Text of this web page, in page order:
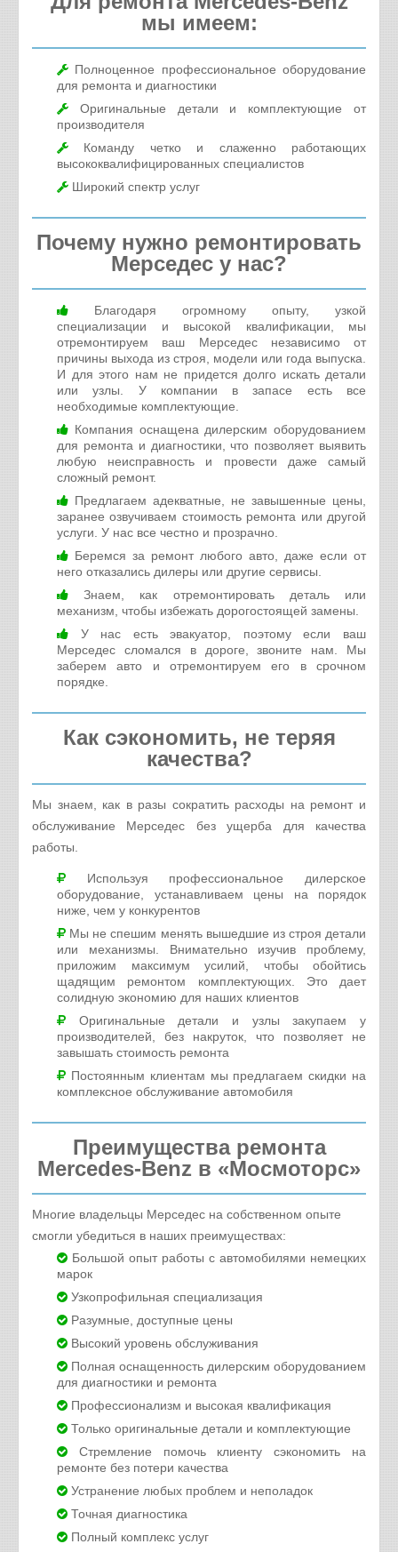
Ремонт тормозной системы - от 1200 руб.
Ремонт топливной системы - от 1050 руб.
Ремонт системы охлаждения - от 875 руб.
Ремонт электрооборудования - от 525 руб.
Ремонт раздаточной коробки - от 5000 руб.
Замена карданного вала - от 4375 руб.
Ремонт турбин - от 2625 руб.
Ремонт сервопривода - от 2500 руб.
Ремонт рулевых реек - от 12000 руб.
Ремонт кондиционера - от 1525 руб.
Кузовной ремонт - от 1300 руб.
Замена стекол - от 1000 руб.
мы имеем:
Полноценное профессиональное оборудование
для ремонта и диагностики
Оригинальные детали и комплектующие от
производителя
Команду четко и слаженно работающих
высококвалифицированных специалистов
Широкий спектр услуг
Почему нужно ремонтировать
Мерседес у нас?
Благодаря огромному опыту, узкой
специализации и высокой квалификации, мы
отремонтируем ваш Мерседес независимо от
причины выхода из строя, модели или года выпуска.
И для этого нам не придется долго искать детали
или узлы. У компании в запасе есть все
необходимые комплектующие.
Компания оснащена дилерским оборудованием
для ремонта и диагностики, что позволяет выявить
любую неисправность и провести даже самый
сложный ремонт.
Предлагаем адекватные, не завышенные цены,
заранее озвучиваем стоимость ремонта или другой
услуги. У нас все честно и прозрачно.
Беремся за ремонт любого авто, даже если от
него отказались дилеры или другие сервисы.
Знаем, как отремонтировать деталь или
механизм, чтобы избежать дорогостоящей замены.
У нас есть эвакуатор, поэтому если ваш
Мерседес сломался в дороге, звоните нам. Мы
заберем авто и отремонтируем его в срочном
порядке.
Как сэкономить, не теряя
качества?
Мы знаем, как в разы сократить расходы на ремонт и
обслуживание Мерседес без ущерба для качества
работы.
Используя профессиональное дилерское
оборудование, устанавливаем цены на порядок
ниже, чем у конкурентов
Мы не спешим менять вышедшие из строя детали
или механизмы. Внимательно изучив проблему,
приложим максимум усилий, чтобы обойтись
щадящим ремонтом комплектующих. Это дает
солидную экономию для наших клиентов
Оригинальные детали и узлы закупаем у
производителей, без накруток, что позволяет не
завышать стоимость ремонта
Постоянным клиентам мы предлагаем скидки на
комплексное обслуживание автомобиля
Преимущества ремонта
Mercedes-Benz в «Мосмоторс»
Многие владельцы Мерседес на собственном опыте
смогли убедиться в наших преимуществах:
Большой опыт работы с автомобилями немецких
марок
Узкопрофильная специализация
Разумные, доступные цены
Высокий уровень обслуживания
Полная оснащенность дилерским оборудованием
для диагностики и ремонта
Профессионализм и высокая квалификация
Только оригинальные детали и комплектующие
Стремление помочь клиенту сэкономить на
ремонте без потери качества
Устранение любых проблем и неполадок
Точная диагностика
Полный комплекс услуг